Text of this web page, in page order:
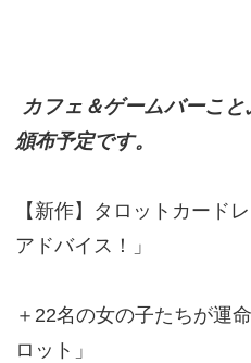
カフェ＆ゲームバーこ
頒布予定です。
【新作】タロットカード
アドバイス！」
＋22名の女の子たちが運
ロット」